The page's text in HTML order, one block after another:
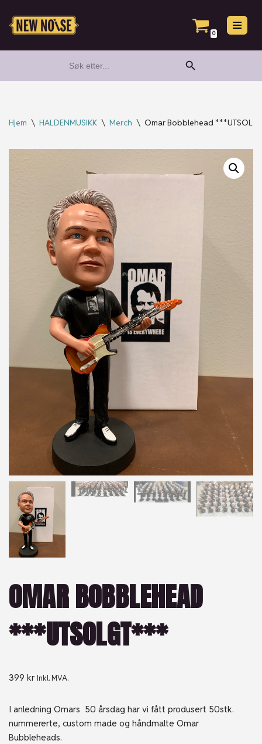
Hopp
0
for:
Search Button
Hjem \ HALDENMUSIKK \ Merch \ Omar Bobblehead
OMAR BOBBLEHEAD
***UTSOLGT***
399 kr Inkl. MVA.
I anledning Omars 50 årsdag har vi fått produsert 50stk.
nummererte, custom made og håndmalte Omar
Bubbleheads.